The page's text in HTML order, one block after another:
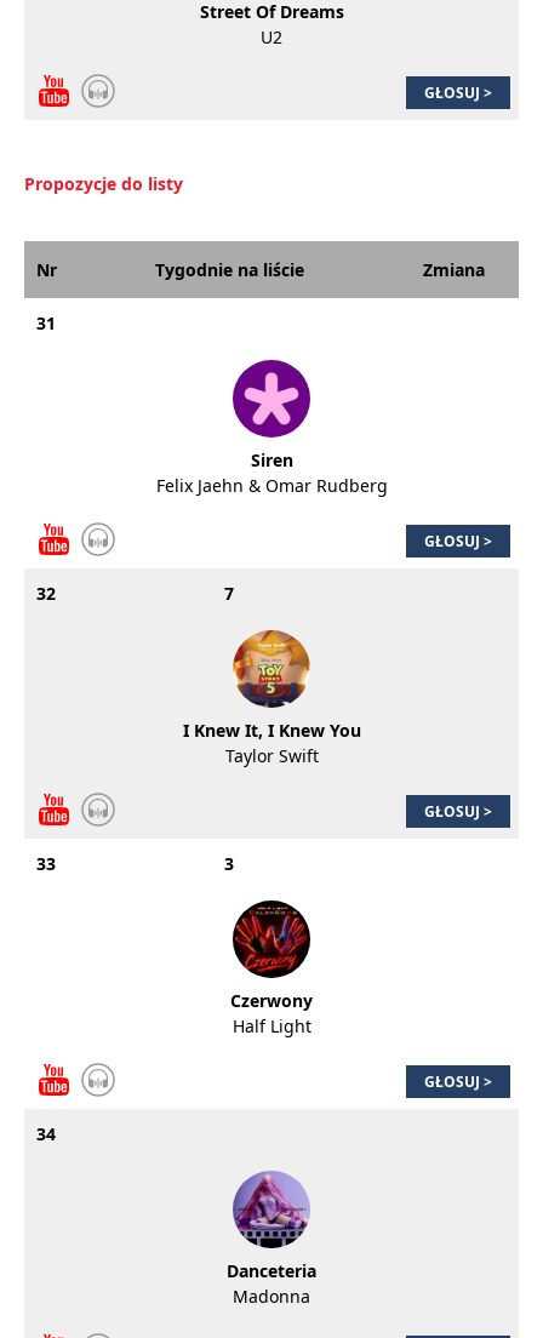
Street Of Dreams
U2
GŁOSUJ >
Propozycje do listy
Nr Tygodnie na liście Zmiana
31
Siren
Felix Jaehn & Omar Rudberg
GŁOSUJ >
32 7
I Knew It, I Knew You
Taylor Swift
GŁOSUJ >
33 3
Czerwony
Half Light
GŁOSUJ >
34
Danceteria
Madonna